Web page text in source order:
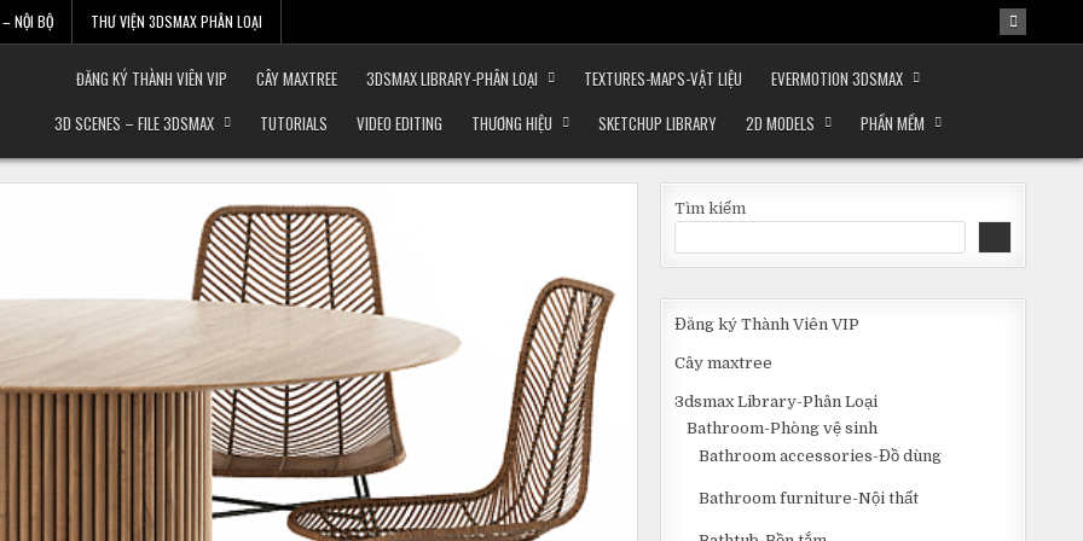
NỘI BỘ THƯ VIỆN 3DSMAX PHÂN LOẠI
ĐĂNG KÝ THÀNH VIÊN VIP CÂY MAXTREE 3DSMAX LIBRARY-PHÂN LOẠI TEXTURES-MAPS-VẬT LIỆU
EVERMOTION 3DSMAX
3D SCENES – FILE 3DSMAX
TUTORIALS VIDEO EDITING THƯƠNG HIỆU SKETCHUP LIBRARY 2D MODELS PHẦN MỀM
Tìm kiếm
Đăng ký Thành Viên VIP
Cây maxtree
3dsmax Library-Phân Loại
Bathroom-Phòng vệ sinh
Bathroom accessories-Đồ dùng
Bathroom furniture-Nội thất